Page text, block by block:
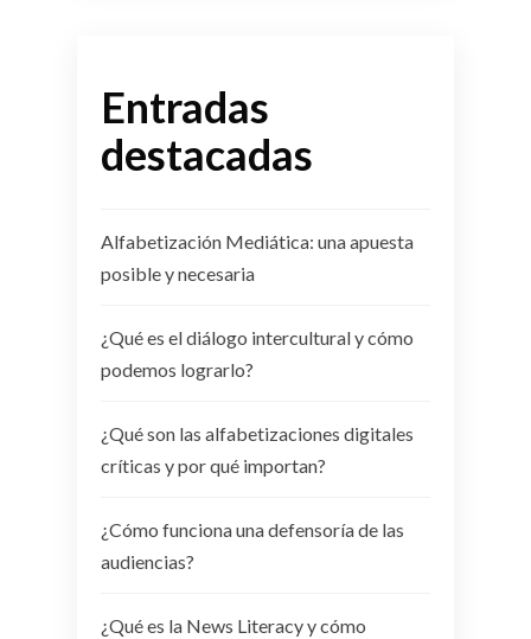
Entradas
destacadas
Alfabetización Mediática: una apuesta
posible y necesaria
¿Qué es el diálogo intercultural y cómo
podemos lograrlo?
¿Qué son las alfabetizaciones digitales
críticas y por qué importan?
¿Cómo funciona una defensoría de las
audiencias?
¿Qué es la News Literacy y cómo